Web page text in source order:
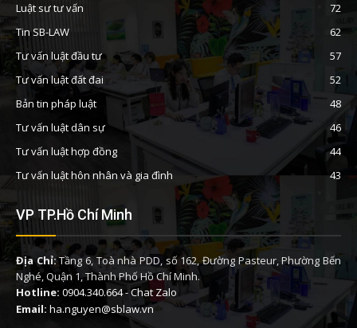
Luật sư tư vấn
72
Tin SB-LAW
62
Tư vấn luật đầu tư
57
Tư vấn luật đất đai
52
Bản tin pháp luật
48
Tư vấn luật dân sự
46
Tư vấn luật hợp đồng
44
Tư vấn luật hôn nhân và gia đình
43
VP TP.Hồ Chí Minh
Địa Chỉ:Tầng 6, Toà nhà PDD, số 162, Đường Pasteur, Phường Bến
Nghé, Quận 1, Thành Phố Hồ Chí Minh.
Hotline: 0904.340.664-Chat Zalo
Email: ha.nguyen@sblaw.vn